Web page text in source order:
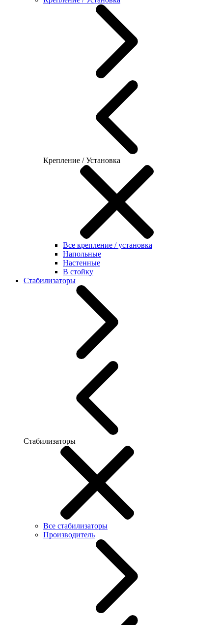
Крепление / Установка
Все крепление / установка
Напольные
Настенные
В стойку
Стабилизаторы
Стабилизаторы
Все стабилизаторы
Производитель